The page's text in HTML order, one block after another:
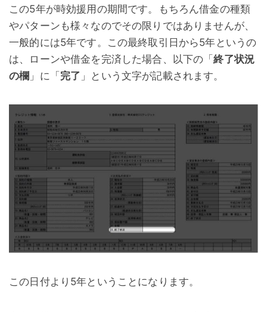
この5年が時効援用の期間です。もちろん借金の種類
やパターンも様々なのでその限りではありませんが、
一般的には5年です。この最終取引日から5年というの
は、ローンや借金を完済した場合、以下の「終了状況
の欄 」に「 完了 」という文字が記載されます。
この日付より5年ということになります。